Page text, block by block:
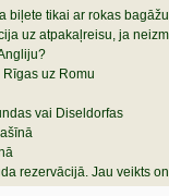
biļete tikai ar rokas
uz atpakaļreisu, ja
uz Romu
vai Diseldorfas
rezervācijā. Jau veikts